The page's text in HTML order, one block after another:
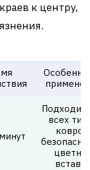
к центру,
Подходит
всех
ковров,
безопасна